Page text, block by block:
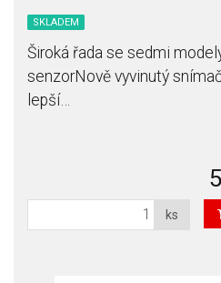
SKLADEM
Široká řada se sedmi
senzorNově vyvinutý
lepší…
ks